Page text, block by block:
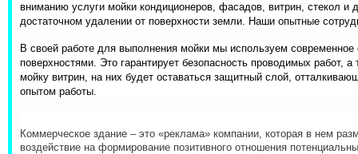
вниманию услуги мойки кондиционеров, фасадов, витрин, стекол и
достаточном удалении от поверхности земли. Наши опытные
В своей работе для выполнения мойки мы используем
поверхностями. Это гарантирует безопасность проводимых работ,
мойку витрин, на них будет оставаться защитный слой,
опытом работы.
Коммерческое здание – это «реклама» компании, которая в нем
воздействие на формирование позитивного отношения